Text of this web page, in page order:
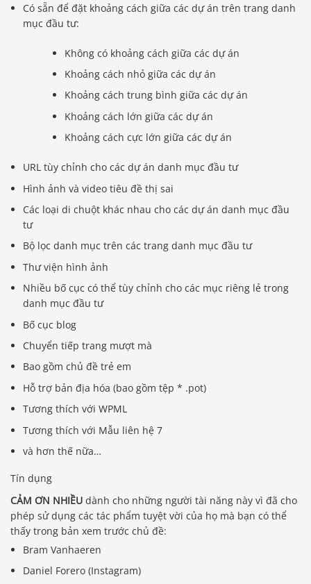
Có sẵn để đặt khoảng cách giữa các dự án trên trang danh
mục đầu tư:
Không có khoảng cách giữa các dự án
Khoảng cách nhỏ giữa các dự án
Khoảng cách trung bình giữa các dự án
Khoảng cách lớn giữa các dự án
Khoảng cách cực lớn giữa các dự án
URL tùy chỉnh cho các dự án danh mục đầu tư
Hình ảnh và video tiêu đề thị sai
Các loại di chuột khác nhau cho các dự án danh mục đầu
tư
Bộ lọc danh mục trên các trang danh mục đầu tư
Thư viện hình ảnh
Nhiều bố cục có thể tùy chỉnh cho các mục riêng lẻ trong
danh mục đầu tư
Bố cục blog
Chuyển tiếp trang mượt mà
Bao gồm chủ đề trẻ em
Hỗ trợ bản địa hóa (bao gồm tệp * .pot)
Tương thích với WPML
Tương thích với Mẫu liên hệ 7
và hơn thế nữa…
Tín dụng
CẢM ƠN NHIỀU dành cho những người tài năng này vì đã cho
phép sử dụng các tác phẩm tuyệt vời của họ mà bạn có thể
thấy trong bản xem trước chủ đề:
Bram Vanhaeren
Daniel Forero (Instagram)